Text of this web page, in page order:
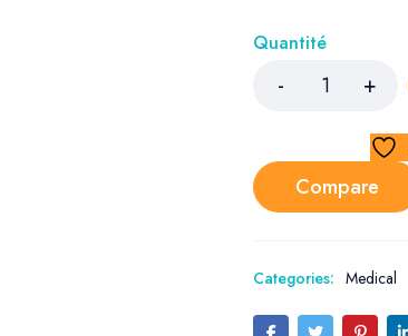
Quantité
Compare
Categories: Medical